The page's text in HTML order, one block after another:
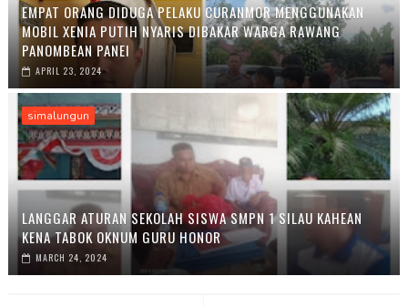
EMPAT ORANG DIDUGA PELAKU CURANMOR MENGGUNAKAN
MOBIL XENIA PUTIH NYARIS DIBAKAR WARGA RAWANG
PANOMBEAN PANEI
APRIL 23, 2024
simalungun
LANGGAR ATURAN SEKOLAH SISWA SMPN 1 SILAU KAHEAN
KENA TABOK OKNUM GURU HONOR
MARCH 24, 2024